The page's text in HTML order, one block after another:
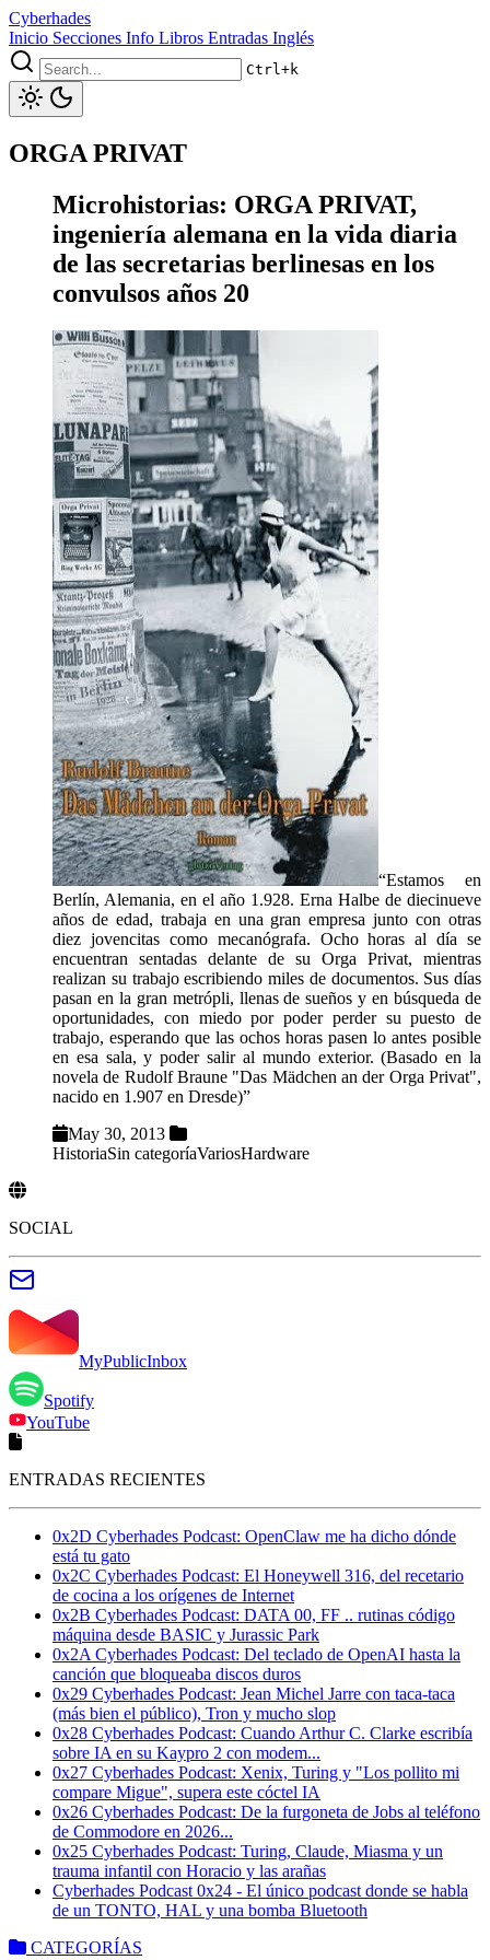
Cyberhades
Inicio Secciones Info Libros Entradas Inglés
Ctrl+k
ORGA PRIVAT
Microhistorias: ORGA PRIVAT,
ingeniería alemana en la vida diaria
de las secretarias berlinesas en los
convulsos años 20
“Estamos en
Berlín, Alemania, en el año 1.928. Erna Halbe de diecinueve
años de edad, trabaja en una gran empresa junto con otras
diez jovencitas como mecanógrafa. Ocho horas al día se
encuentran sentadas delante de su Orga Privat, mientras
realizan su trabajo escribiendo miles de documentos. Sus días
pasan en la gran metrópli, llenas de sueños y en búsqueda de
oportunidades, con miedo por poder perder su puesto de
trabajo, esperando que las ochos horas pasen lo antes posible
en esa sala, y poder salir al mundo exterior. (Basado en la
novela de Rudolf Braune "Das Mädchen an der Orga Privat",
nacido en 1.907 en Dresde)”
May 30, 2013
HistoriaSin categoríaVariosHardware
SOCIAL
MyPublicInbox
Spotify
YouTube
ENTRADAS RECIENTES
0x2D Cyberhades Podcast: OpenClaw me ha dicho dónde
está tu gato
0x2C Cyberhades Podcast: El Honeywell 316, del recetario
de cocina a los orígenes de Internet
0x2B Cyberhades Podcast: DATA 00, FF .. rutinas código
máquina desde BASIC y Jurassic Park
0x2A Cyberhades Podcast: Del teclado de OpenAI hasta la
canción que bloqueaba discos duros
0x29 Cyberhades Podcast: Jean Michel Jarre con taca-taca
(más bien el público), Tron y mucho slop
0x28 Cyberhades Podcast: Cuando Arthur C. Clarke escribía
sobre IA en su Kaypro 2 con modem...
0x27 Cyberhades Podcast: Xenix, Turing y "Los pollito mi
compare Migue", supera este cóctel IA
0x26 Cyberhades Podcast: De la furgoneta de Jobs al teléfono
de Commodore en 2026...
0x25 Cyberhades Podcast: Turing, Claude, Miasma y un
trauma infantil con Horacio y las arañas
Cyberhades Podcast 0x24 - El único podcast donde se habla
de un TONTO, HAL y una bomba Bluetooth
CATEGORÍAS